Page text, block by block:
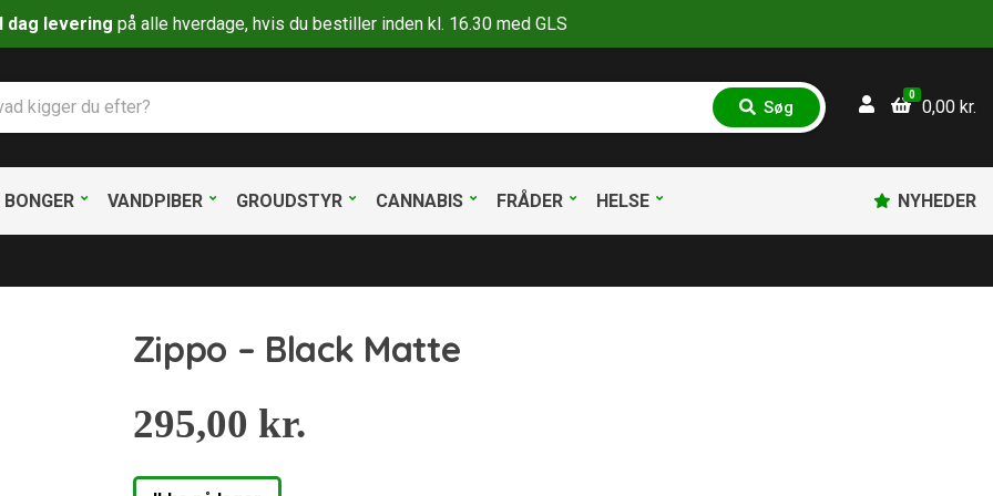
dag levering på alle hverdage, hvis du bestiller inden kl. 16.30 med GLS
S
ø
Søg
0
0,00 kr.
BONGER VANDPIBER GROUDSTYR CANNABIS FRÅDER HELSE NYHEDER
Zippo – Black Matte
295,00 kr.